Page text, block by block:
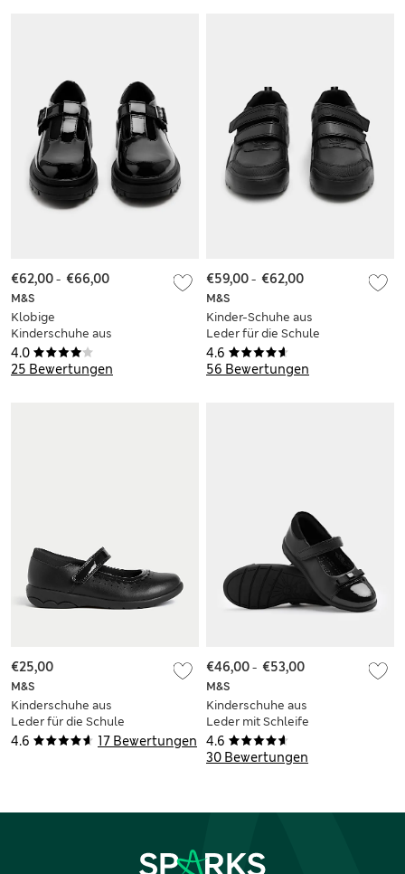
4.0
25 Bewertungen
M&S
Klobige
Kinderschuhe aus
Leder mit T-Riemen
(35–40,5)
€62,00- €66,00
4.6
56 Bewertungen
M&S
Kinder-Schuhe aus
Leder für die Schule
(35–43)
€59,00- €62,00
4.6 17 Bewertungen
M&S
Kinderschuhe aus
Leder für die Schule
mit Klettverschluss
€25,00
4.6
30 Bewertungen
M&S
Kinderschuhe aus
Leder mit Schleife
für die Schule (25,5–
34,5)
€46,00- €53,00